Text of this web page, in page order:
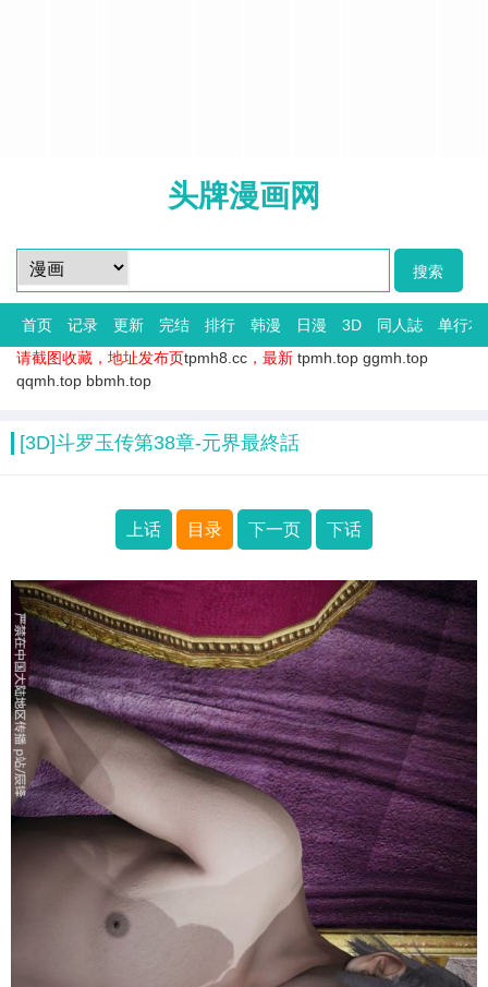
头牌漫画网
首页 记录 更新 完结 排行 韩漫 日漫 3D 同人誌
单行本
请截图收藏，地址发布页tpmh8.cc ，最新 tpmh.top ggmh.top
qqmh.top bbmh.top
[3D]斗罗玉传第38章-元界最終話
上话 目录 下一页 下话